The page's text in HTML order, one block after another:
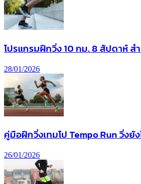
โปรแกรมฝึกวิ่ง 10 กม. 8 สัปดาห์ ส
28/01/2026
คู่มือฝึกวิ่งเทมโป Tempo Run วิ่งยัง
26/01/2026